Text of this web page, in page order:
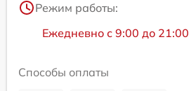
Режим работы:
Ежедневно с 9:00 до 21:00
Способы оплаты